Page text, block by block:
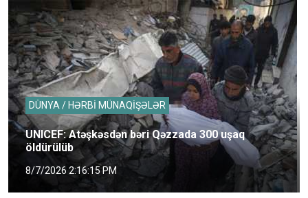
DÜNYA / HƏRBİ MÜNAQİŞƏLƏR
UNICEF: Atəşkəsdən bəri Qəzzada 300 uşaq
öldürülüb
8/7/2026 2:16:15 PM